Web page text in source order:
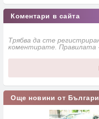
Коментари в сайта
Трябва да сте
коментирате. Правилата
Още новини от